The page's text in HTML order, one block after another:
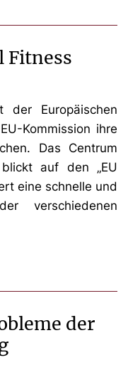
Fitness
der Europäischen
Kommission ihre
Das Centrum
auf den „EU
eine schnelle und
verschiedenen
der